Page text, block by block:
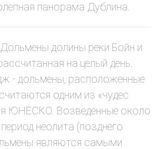
панорама Дублина.
долины реки Бойн и
на целый день.
- дольмены, расположенные
одним из «чудес
ЮНЕСКО. Возведенные около
неолита (позднего
являются самыми